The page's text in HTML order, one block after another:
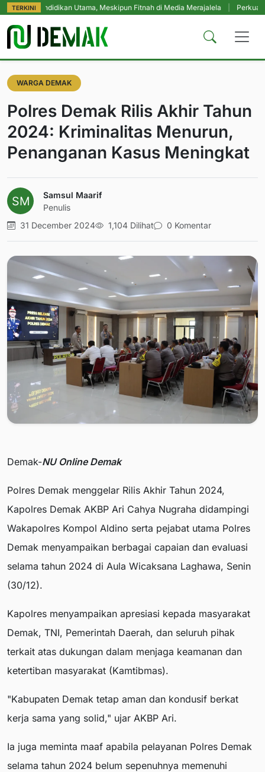
TERKINIUtama, Meskipun Fitnah di Media Merajalela | Perkuat Komitmen
WARGA DEMAK
Polres Demak Rilis Akhir Tahun
2024: Kriminalitas Menurun,
Penanganan Kasus Meningkat
Samsul Maarif
Penulis
31 December 2024
1,104 Dilihat 0 Komentar
Demak-NU Online Demak
Polres Demak menggelar Rilis Akhir Tahun 2024,
Kapolres Demak AKBP Ari Cahya Nugraha didampingi
Wakapolres Kompol Aldino serta pejabat utama Polres
Demak menyampaikan berbagai capaian dan evaluasi
selama tahun 2024 di Aula Wicaksana Laghawa, Senin
(30/12).
Kapolres menyampaikan apresiasi kepada masyarakat
Demak, TNI, Pemerintah Daerah, dan seluruh pihak
terkait atas dukungan dalam menjaga keamanan dan
ketertiban masyarakat (Kamtibmas).
"Kabupaten Demak tetap aman dan kondusif berkat
kerja sama yang solid," ujar AKBP Ari.
Ia juga meminta maaf apabila pelayanan Polres Demak
selama tahun 2024 belum sepenuhnya memenuhi